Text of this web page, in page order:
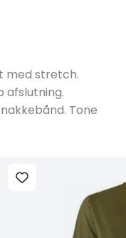
med stretch.
afslutning.
Tone